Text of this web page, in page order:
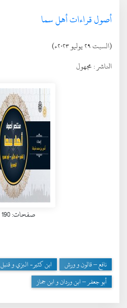
أصول قراءات أهل سما
(السبت ٢٩ يوليو ٢٠٢٣ء)
الناشر :مجهول
صفحات: 190
نافع – قالون و ورش ابن كثير- البزي و قنبل
أبو جعفر – ابن وردان و ابن جماز